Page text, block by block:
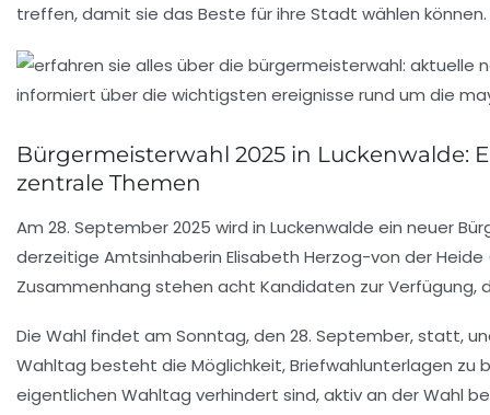
treffen, damit sie das Beste für ihre Stadt wählen können.
Bürgermeisterwahl 2025 in Luckenwalde:
zentrale Themen
Am 28. September 2025 wird in Luckenwalde ein neuer
derzeitige Amtsinhaberin Elisabeth Herzog-von der Heide
Zusammenhang stehen acht Kandidaten zur Verfügung,
Die Wahl findet am Sonntag, den 28. September, statt,
Wahltag besteht die Möglichkeit, Briefwahlunterlagen zu
eigentlichen Wahltag verhindert sind, aktiv an der Wahl